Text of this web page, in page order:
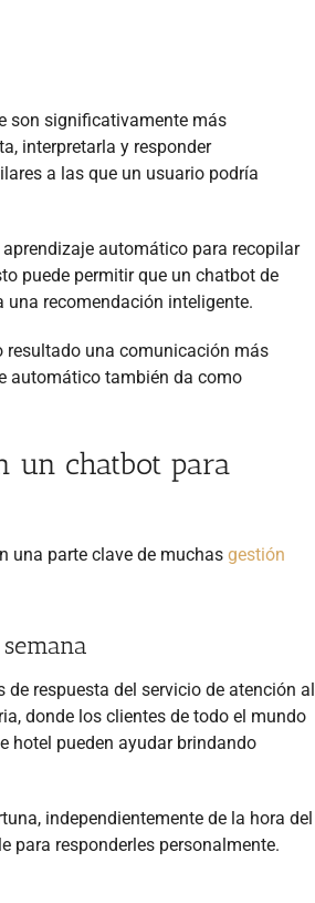
son significativamente más
interpretarla y responder
a las que un usuario podría
automático para recopilar
puede permitir que un chatbot de
una recomendación inteligente.
resultado una comunicación más
automático también da como
un chatbot para
una parte clave de muchas gestión
respuesta del servicio de atención al
donde los clientes de todo el mundo
hotel pueden ayudar brindando
independientemente de la hora del
para responderles personalmente.